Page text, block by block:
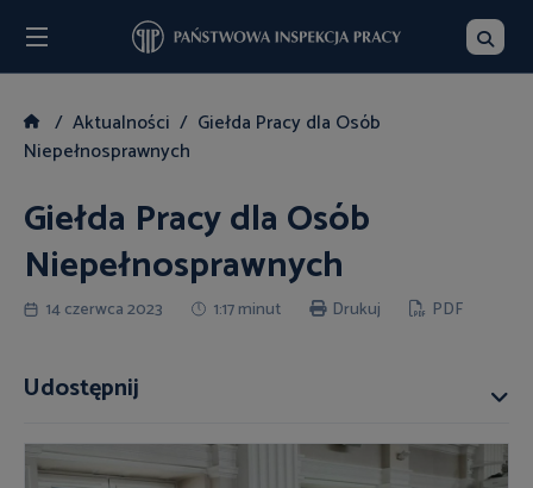
Aktualności
Giełda Pracy dla Osób
Niepełnosprawnych
Giełda Pracy dla Osób
Niepełnosprawnych
14 czerwca 2023 1:17 minut Drukuj PDF
Udostępnij
Szukaj